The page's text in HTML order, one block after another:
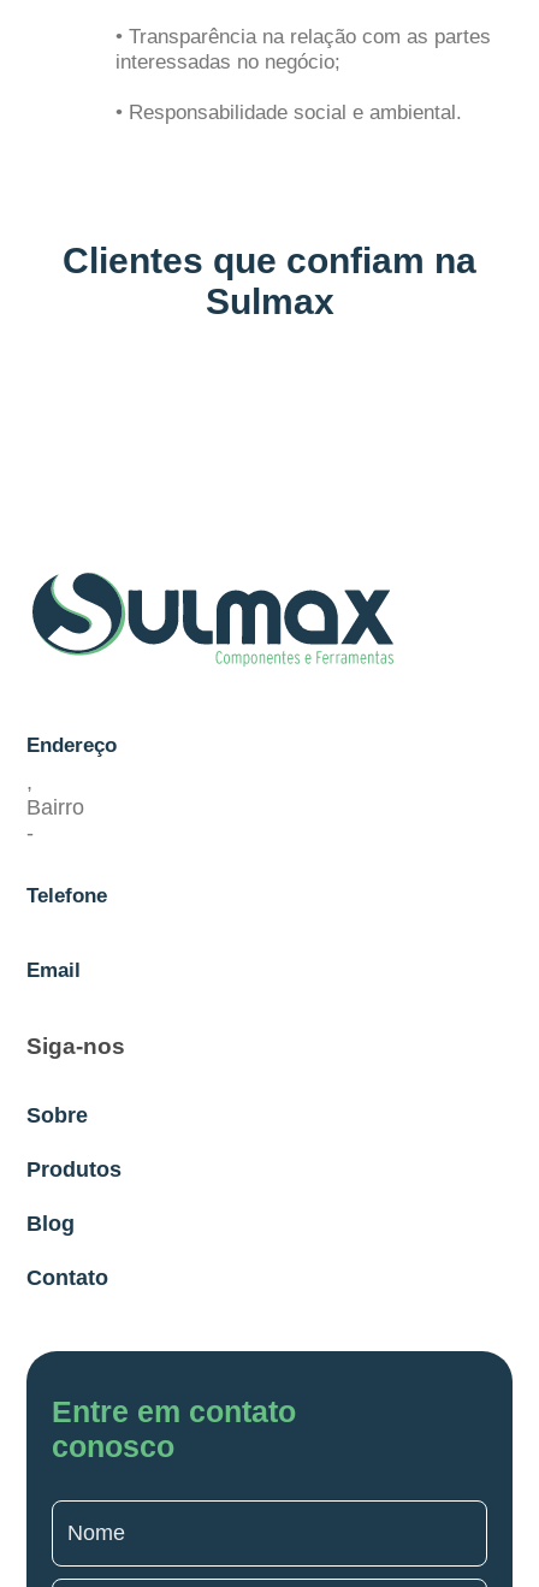
• Transparência na relação com as partes
interessadas no negócio;
• Responsabilidade social e ambiental.
Clientes que confiam na
Sulmax
Endereço
,
Bairro
-
Telefone
Email
Siga-nos
Sobre
Produtos
Blog
Contato
Entre em contato
conosco